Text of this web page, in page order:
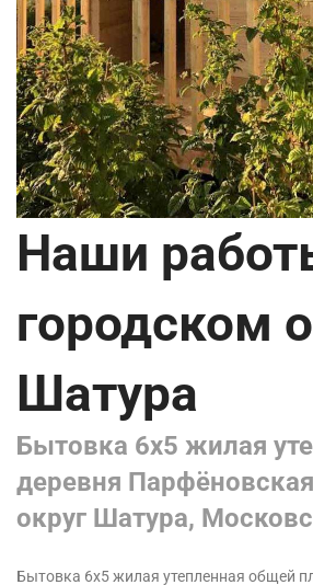
Наши
городском
Шатура
Бытовка 6х5 жилая
деревня
округ Шатура,
Бытовка 6х5 жилая утепленная общей